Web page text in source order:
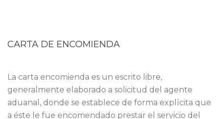
CARTA DE ENCOMIENDA
La carta encomienda es un escrito libre,
generalmente elaborado a solicitud del agente
aduanal, donde se establece de forma explícita que
a éste le fue encomendado prestar el servicio del